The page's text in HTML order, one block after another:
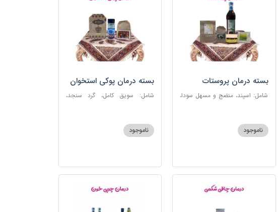
بسته درمان پروستات
شامل: اسپند، منضج و مسهل سودا،
ناموجود
بسته درمان پوکی استخوان
شامل: سویق کامل، گرد سنجد،
ناموجود